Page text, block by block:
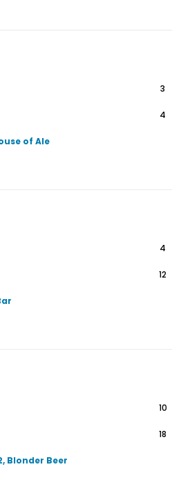
3
4
of Ale
4
12
10
18
Blonder Beer